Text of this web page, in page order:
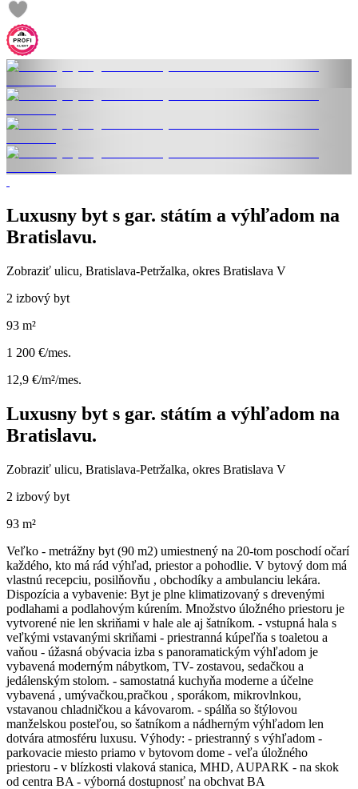
Luxusny byt s gar. státím a výhľadom na
Bratislavu.
Zobraziť ulicu, Bratislava-Petržalka, okres Bratislava V
2 izbový byt
93 m²
1 200 €/mes.
12,9 €/m²/mes.
Luxusny byt s gar. státím a výhľadom na
Bratislavu.
Zobraziť ulicu, Bratislava-Petržalka, okres Bratislava V
2 izbový byt
93 m²
Veľko - metrážny byt (90 m2) umiestnený na 20-tom poschodí očarí
každého, kto má rád výhľad, priestor a pohodlie. V bytový dom má
vlastnú recepciu, posilňovňu , obchodíky a ambulanciu lekára.
Dispozícia a vybavenie: Byt je plne klimatizovaný s drevenými
podlahami a podlahovým kúrením. Množstvo úložného priestoru je
vytvorené nie len skriňami v hale ale aj šatníkom. - vstupná hala s
veľkými vstavanými skriňami - priestranná kúpeľňa s toaletou a
vaňou - úžasná obývacia izba s panoramatickým výhľadom je
vybavená moderným nábytkom, TV- zostavou, sedačkou a
jedálenským stolom. - samostatná kuchyňa moderne a účelne
vybavená , umývačkou,pračkou , sporákom, mikrovlnkou,
vstavanou chladničkou a kávovarom. - spálňa so štýlovou
manželskou posteľou, so šatníkom a nádherným výhľadom len
dotvára atmosféru luxusu. Výhody: - priestranný s výhľadom -
parkovacie miesto priamo v bytovom dome - veľa úložného
priestoru - v blízkosti vlaková stanica, MHD, AUPARK - na skok
od centra BA - výborná dostupnosť na obchvat BA